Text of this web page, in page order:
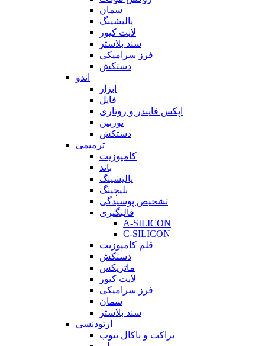
سمان
پالیشینگ
لایت کیور
سند بلاستر
فرز سرامیکی
دستکش
اندو
ابزار
فایل
اپکس فایندر و روتاری
توربین
دستکش
ترمیمی
کامپوزیت
باند
پالیشینگ
بلیچینگ
تشخیص پوسیدگی
قالبگیری
A-SILICON
C-SILICON
قلم کامپوزیت
دستکش
ماتریکس
لایت کیور
فرز سرامیکی
سمان
سند بلاستر
ارتودنسی
براکت و باکال تیوب